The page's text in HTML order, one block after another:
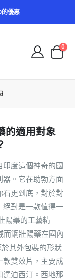
優惠
0
的適用對象
印度這個神奇的國
器。它在助勃方面
石更到底，對於對
絕對是一款值得一
陽藥的工藝精
而鋼壯陽藥在國內
其外包裝的形狀
款雙效片，主要成
達泊西汀。西地那